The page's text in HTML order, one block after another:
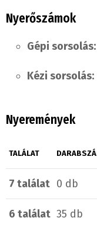
Nyerőszámok
Gépi sorsolás:
Kézi sorsolás:
Nyeremények
TALÁLAT
7 találat 0 db
6 találat 35 db